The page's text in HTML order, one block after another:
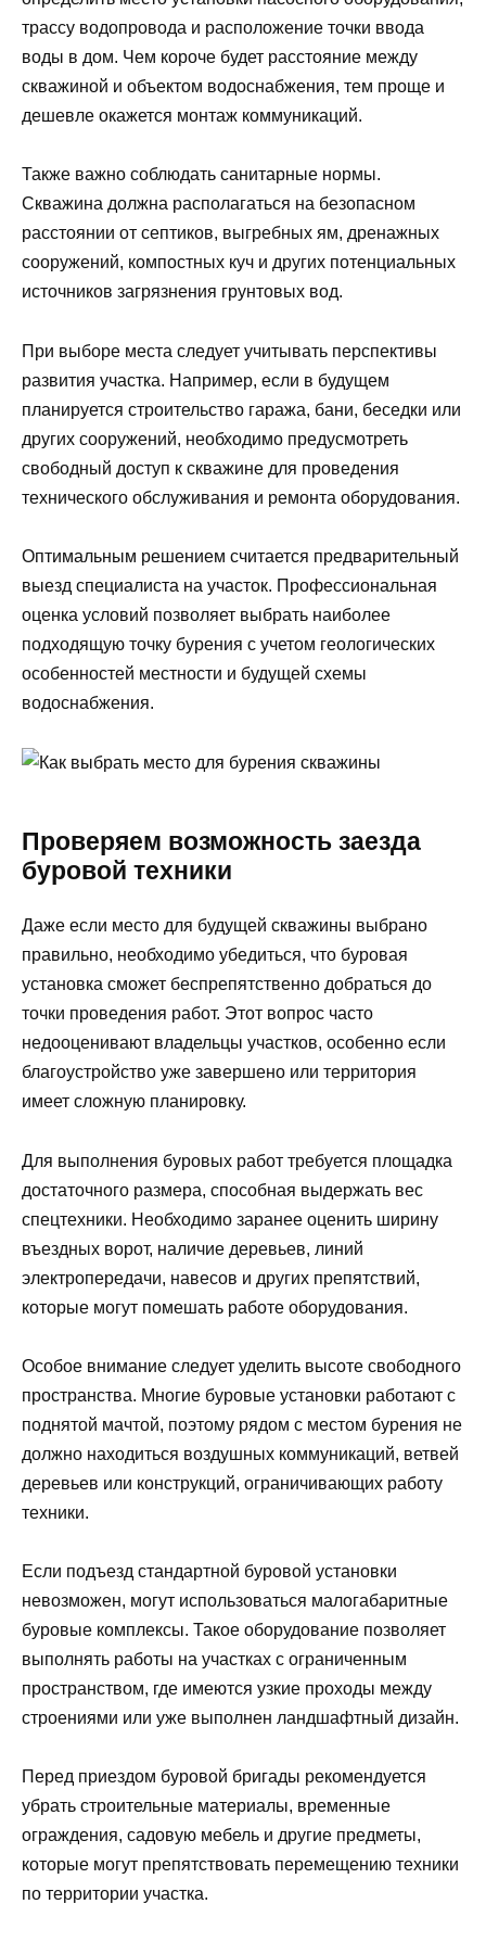
трассу водопровода и расположение точки ввода
воды в дом. Чем короче будет расстояние между
скважиной и объектом водоснабжения, тем проще и
дешевле окажется монтаж коммуникаций.
Также важно соблюдать санитарные нормы.
Скважина должна располагаться на безопасном
расстоянии от септиков, выгребных ям, дренажных
сооружений, компостных куч и других потенциальных
источников загрязнения грунтовых вод.
При выборе места следует учитывать перспективы
развития участка. Например, если в будущем
планируется строительство гаража, бани, беседки или
других сооружений, необходимо предусмотреть
свободный доступ к скважине для проведения
технического обслуживания и ремонта оборудования.
Оптимальным решением считается предварительный
выезд специалиста на участок. Профессиональная
оценка условий позволяет выбрать наиболее
подходящую точку бурения с учетом геологических
особенностей местности и будущей схемы
водоснабжения.
Проверяем возможность заезда
буровой техники
Даже если место для будущей скважины выбрано
правильно, необходимо убедиться, что буровая
установка сможет беспрепятственно добраться до
точки проведения работ. Этот вопрос часто
недооценивают владельцы участков, особенно если
благоустройство уже завершено или территория
имеет сложную планировку.
Для выполнения буровых работ требуется площадка
достаточного размера, способная выдержать вес
спецтехники. Необходимо заранее оценить ширину
въездных ворот, наличие деревьев, линий
электропередачи, навесов и других препятствий,
которые могут помешать работе оборудования.
Особое внимание следует уделить высоте свободного
пространства. Многие буровые установки работают с
поднятой мачтой, поэтому рядом с местом бурения не
должно находиться воздушных коммуникаций, ветвей
деревьев или конструкций, ограничивающих работу
техники.
Если подъезд стандартной буровой установки
невозможен, могут использоваться малогабаритные
буровые комплексы. Такое оборудование позволяет
выполнять работы на участках с ограниченным
пространством, где имеются узкие проходы между
строениями или уже выполнен ландшафтный дизайн.
Перед приездом буровой бригады рекомендуется
убрать строительные материалы, временные
ограждения, садовую мебель и другие предметы,
которые могут препятствовать перемещению техники
по территории участка.